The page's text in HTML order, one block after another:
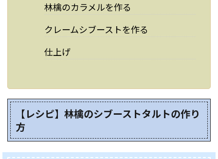
林檎のカラメルを作る
クレームシブーストを作る
仕上げ
【レシピ】林檎のシブーストタルトの作り
方